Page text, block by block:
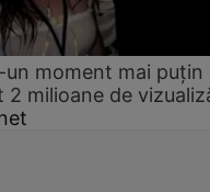
moment mai puțin
2 milioane de